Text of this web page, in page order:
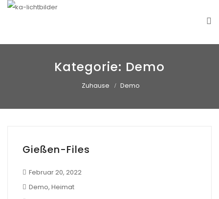
Kategorie: Demo
Zuhause Demo
Gießen-Files
Februar 20, 2022
Demo, Heimat